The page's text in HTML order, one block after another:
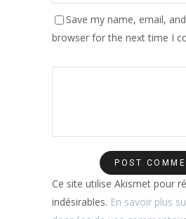
Save my name, email,
browser for the next time I
Ce site utilise Akismet pour
indésirables. En savoir plus